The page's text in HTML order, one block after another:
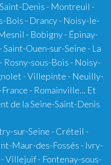
Denis - Montreuil -
Bois - Drancy - Noisy-le-
- Bobigny - Épinay-
Saint-Ouen-sur-Seine - La
Rosny-sous-Bois - Noisy-
- Villepinte - Neuilly-
- Romainville... Et
de la Seine-Saint-Denis
sur-Seine - Créteil -
Maur-des-Fossés - Ivry-
Villejuif - Fontenay-sous-